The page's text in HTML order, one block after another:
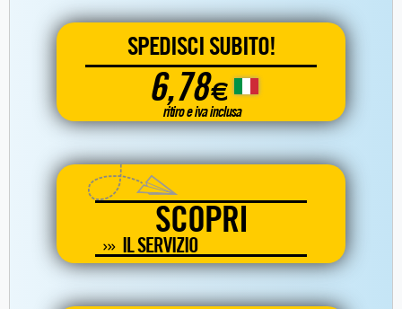
SPEDISCI SUBITO!
6,78€
ritiro e iva inclusa
SCOPRI
IL SERVIZIO